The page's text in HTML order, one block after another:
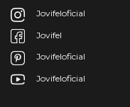
Jovifeloficial
Jovifel
Jovifeloficial
Jovifeloficial